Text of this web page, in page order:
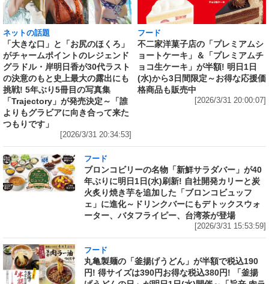
ネットの話題
「大きな口」と「お尻のほくろ」
がチャームポイントのレジェンド
グラドル・岸明日香が30代ラスト
の決意のもと史上最大の露出にも
挑戦! 5年ぶり5冊目の写真集
「Trajectory」が発売決定～「誰
よりもグラビアに向き合って来た
つもりです」
[2026/3/31 20:34:53]
フード
不二家洋菓子店の「プレミアムシ
ョートケーキ」＆「プレミアムチ
ョコ生ケーキ」が半額! 明日1日
(水)から3日間限定～お得な応援価
格商品も販売中
[2026/3/31 20:00:07]
フード
ブロンコビリーの名物「新鮮サラダバー」が40
年ぶりに明日1日(水)刷新! 自社開発カリーと炭
火炙り焼き芋を追加した「ブロンコビュッフ
ェ」に進化～ドリンクバーにもデトックスウォ
ーター、バタフライピー、台湾茶が登場
[2026/3/31 15:53:59]
フード
丸亀製麺の「釜揚げうどん」が半額で税込190
円! 得サイズは390円お得な税込380円! 「釜揚